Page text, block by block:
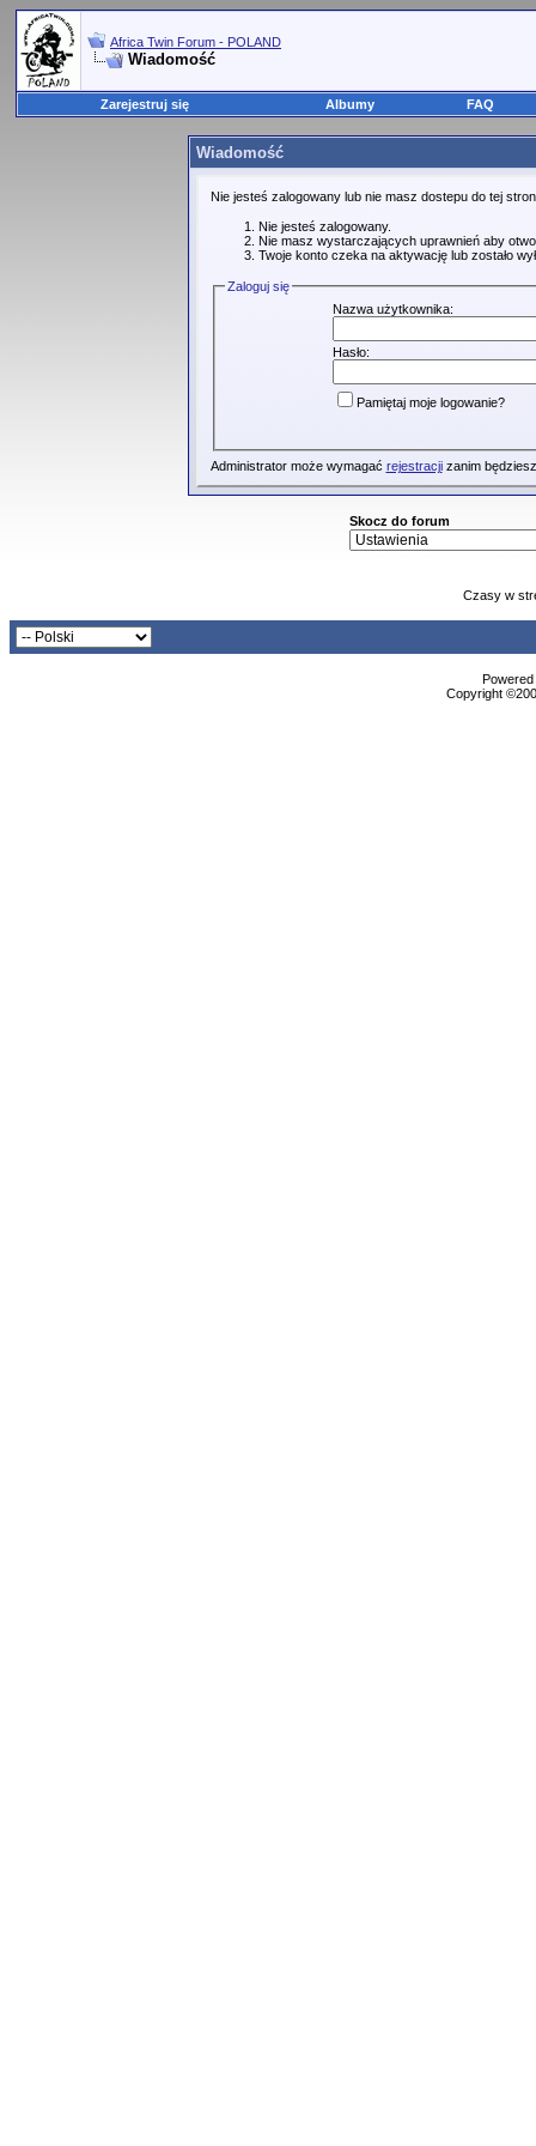
Africa Twin Forum - POLAND
Wiadomość
Zarejestruj się Albumy FAQ
Wiadomość
Nie jesteś zalogowany lub nie masz dostepu do tej
Nie jesteś zalogowany.
Nie masz wystarczających uprawnień aby
Twoje konto czeka na aktywację lub zostało
Zaloguj się
Nazwa użytkownika:
Hasło:
Pamiętaj moje logowanie?
Administrator może wymagać rejestracjizanim
Skocz do forum
Czasy w
Copyright